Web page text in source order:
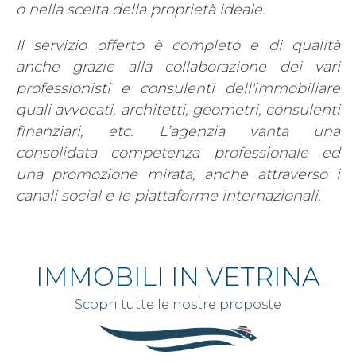
o nella scelta della proprietà ideale.
Il servizio offerto è completo e di qualità
anche grazie alla collaborazione dei vari
professionisti e consulenti dell'immobiliare
quali avvocati, architetti, geometri, consulenti
finanziari, etc. L’agenzia vanta una
consolidata competenza professionale ed
una promozione mirata, anche attraverso i
canali social e le piattaforme internazionali.
IMMOBILI IN VETRINA
Scopri tutte le nostre proposte